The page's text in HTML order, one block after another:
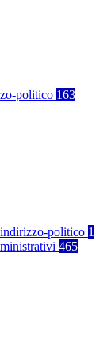
politico 163
politico 1
465